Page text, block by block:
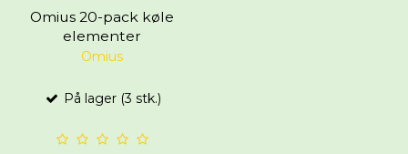
Omius 20-pack køle
elementer
Omius
På lager (3 stk.)